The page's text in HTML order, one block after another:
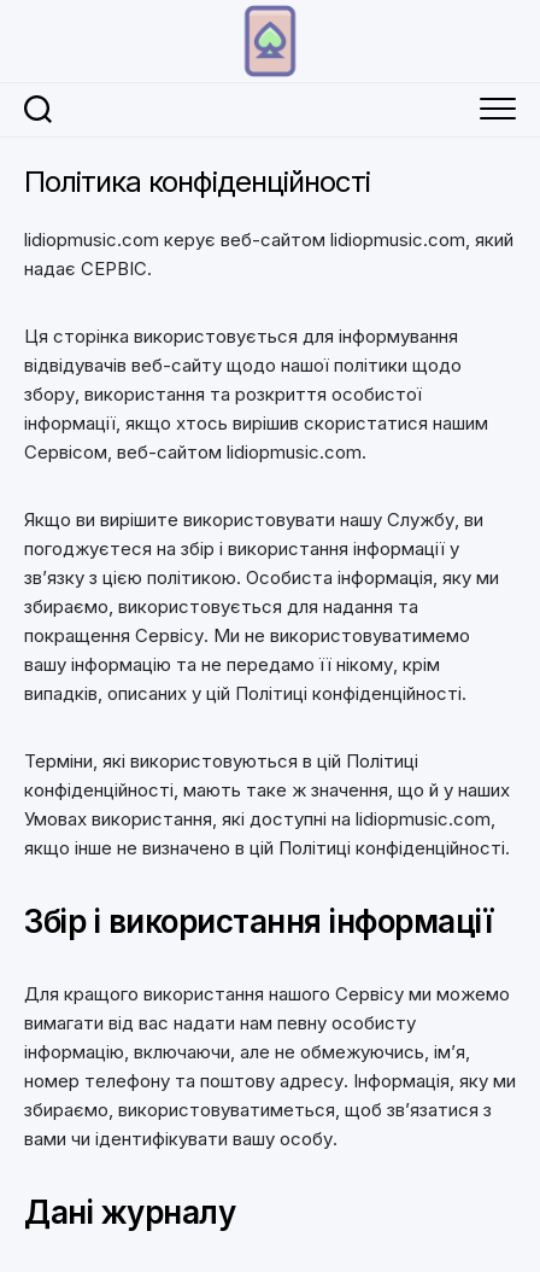
Політика конфіденційності
lidiopmusic.com керує веб-сайтом lidiopmusic.com, який
надає СЕРВІС.
Ця сторінка використовується для інформування
відвідувачів веб-сайту щодо нашої політики щодо
збору, використання та розкриття особистої
інформації, якщо хтось вирішив скористатися нашим
Сервісом, веб-сайтом lidiopmusic.com.
Якщо ви вирішите використовувати нашу Службу, ви
погоджуєтеся на збір і використання інформації у
зв’язку з цією політикою. Особиста інформація, яку ми
збираємо, використовується для надання та
покращення Сервісу. Ми не використовуватимемо
вашу інформацію та не передамо її нікому, крім
випадків, описаних у цій Політиці конфіденційності.
Терміни, які використовуються в цій Політиці
конфіденційності, мають таке ж значення, що й у наших
Умовах використання, які доступні на lidiopmusic.com,
якщо інше не визначено в цій Політиці конфіденційності.
Збір і використання інформації
Для кращого використання нашого Сервісу ми можемо
вимагати від вас надати нам певну особисту
інформацію, включаючи, але не обмежуючись, ім’я,
номер телефону та поштову адресу. Інформація, яку ми
збираємо, використовуватиметься, щоб зв’язатися з
вами чи ідентифікувати вашу особу.
Дані журналу